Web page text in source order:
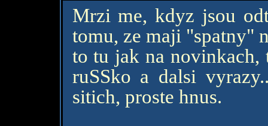
Mrzi me, kdyz jsou
tomu, ze maji "spatny"
to tu jak na novinkach,
ruSSko a dalsi
sitich, proste hnus.